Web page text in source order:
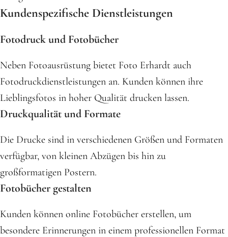
Kundenspezifische Dienstleistungen
Fotodruck und Fotobücher
Neben Fotoausrüstung bietet Foto Erhardt auch
Fotodruckdienstleistungen an. Kunden können ihre
Lieblingsfotos in hoher Qualität drucken lassen.
Druckqualität und Formate
Die Drucke sind in verschiedenen Größen und Formaten
verfügbar, von kleinen Abzügen bis hin zu
großformatigen Postern.
Fotobücher gestalten
Kunden können online Fotobücher erstellen, um
besondere Erinnerungen in einem professionellen Format